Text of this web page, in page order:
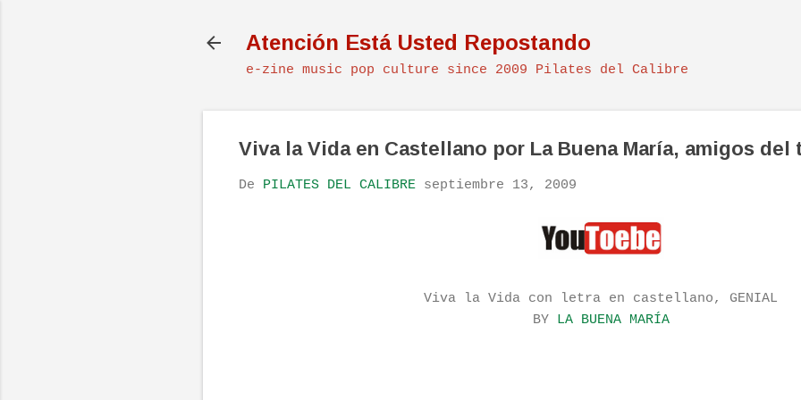
Atención Está Usted Repostando
e-zine music pop culture since 2009 Pilates del Calibre
Viva la Vida en Castellano por La Buena María, amigos
De PILATES DEL CALIBRE septiembre 13, 2009
Viva la Vida con letra en castellano, GENIAL
BY LA BUENA MARÍA